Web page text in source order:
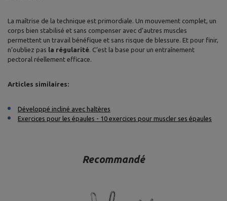
La maîtrise de la technique est primordiale. Un mouvement complet, un
corps bien stabilisé et sans compenser avec d’autres muscles
permettent un travail bénéfique et sans risque de blessure. Et pour finir,
n’oubliez pas la régularité . C’est la base pour un entraînement
pectoral réellement efficace.
Articles similaires:
Développé incliné avec haltères
Exercices pour les épaules - 10 exercices pour muscler ses épaules
Recommandé